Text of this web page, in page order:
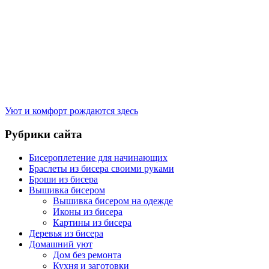
Уют и комфорт рождаются здесь
Рубрики сайта
Бисероплетение для начинающих
Браслеты из бисера своими руками
Броши из бисера
Вышивка бисером
Вышивка бисером на одежде
Иконы из бисера
Картины из бисера
Деревья из бисера
Домашний уют
Дом без ремонта
Кухня и заготовки